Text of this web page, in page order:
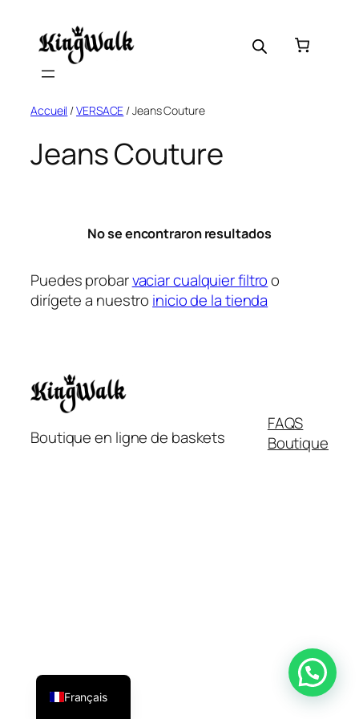
content
Accueil /VERSACE / Jeans Couture
Jeans Couture
No se encontraron resultados
Puedes probarvaciar cualquier filtroo
dirígete a nuestro inicio de la tienda
Boutique en ligne de baskets
FAQS
Boutique
Français